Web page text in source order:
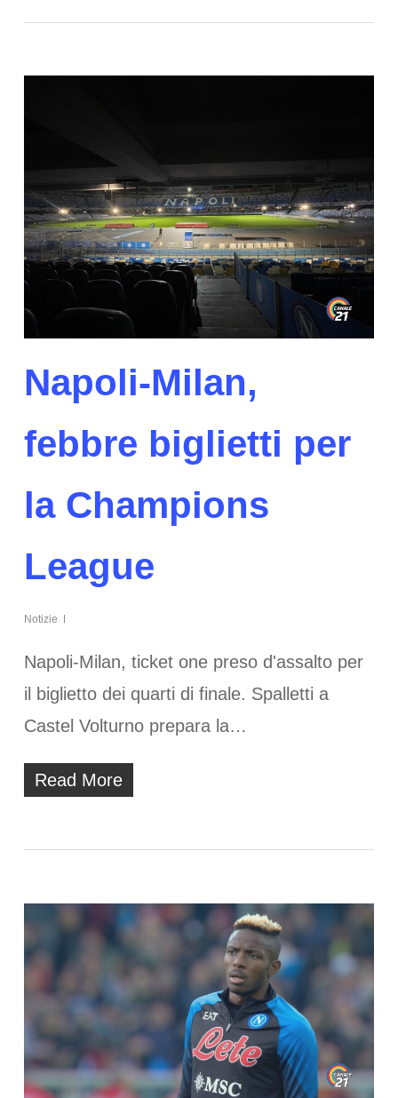
Napoli-Milan,
febbre biglietti per
la Champions
League
Notizie
Napoli-Milan, ticket one preso d'assalto per
il biglietto dei quarti di finale. Spalletti a
Castel Volturno prepara la…
Read More